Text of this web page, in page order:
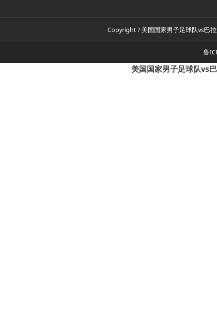
Copyright ? 美国国家男子足球队vs巴
鲁
美国国家男子足球队vs